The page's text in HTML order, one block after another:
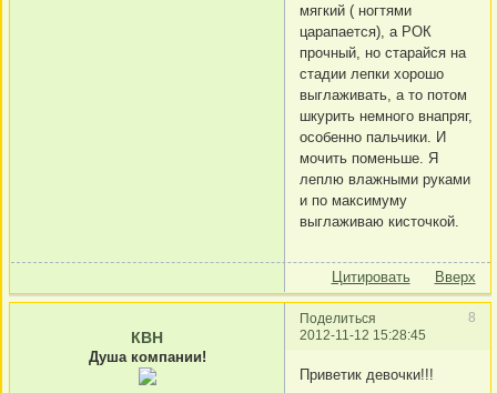
мягкий ( ногтями
царапается), а РОК
прочный, но старайся на
стадии лепки хорошо
выглаживать, а то потом
шкурить немного внапряг,
особенно пальчики. И
мочить поменьше. Я
леплю влажными руками
и по максимуму
выглаживаю кисточкой.
Цитировать Вверх
Поделиться
8
2012-11-12 15:28:45
КВН
Душа компании!
Приветик девочки!!!